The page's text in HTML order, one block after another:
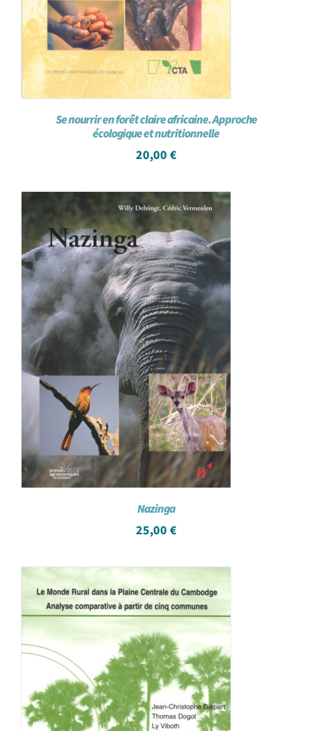
Se nourrir en forêt claire africaine. Approche
écologique et nutritionnelle
20,00 €
Nazinga
25,00 €